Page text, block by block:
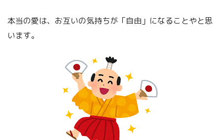
本当の愛は、お互いの気持ちが「自由」になることやと思
います。